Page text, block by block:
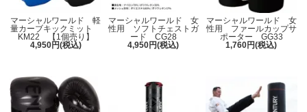
マーシャルワールド 軽
量カーブキックミット
KM22 【1個売り】
4,950円(税込)
マーシャルワールド 女
性用 ソフトチェストガ
ード CG28
4,950円(税込)
マーシャルワールド 女
性用 ファールカップサ
ポーター GG33
1,760円(税込)